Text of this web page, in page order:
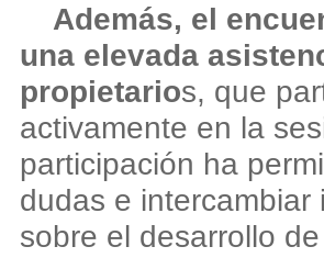
Además, el
una elevada
propietarios, que
activamente en la
participación ha
dudas e intercambiar
sobre el desarrollo